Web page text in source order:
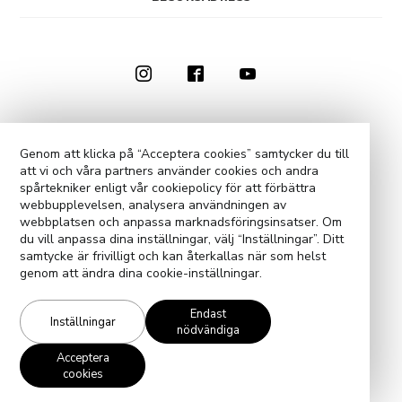
COOKIE-INSTÄLLNINGAR
Genom att klicka på “Acceptera cookies” samtycker du till
att vi och våra partners använder cookies och andra
spårtekniker enligt vår cookiepolicy för att förbättra
webbupplevelsen, analysera användningen av
webbplatsen och anpassa marknadsföringsinsatser. Om
du vill anpassa dina inställningar, välj “Inställningar”. Ditt
samtycke är frivilligt och kan återkallas när som helst
genom att ändra dina cookie-inställningar.
Inställningar
Endast
nödvändiga
Acceptera
cookies